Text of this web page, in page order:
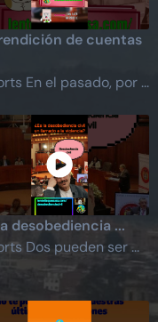
de cuentas
En el pasado, por ...
desobediencia ...
Dos pueden ser ...